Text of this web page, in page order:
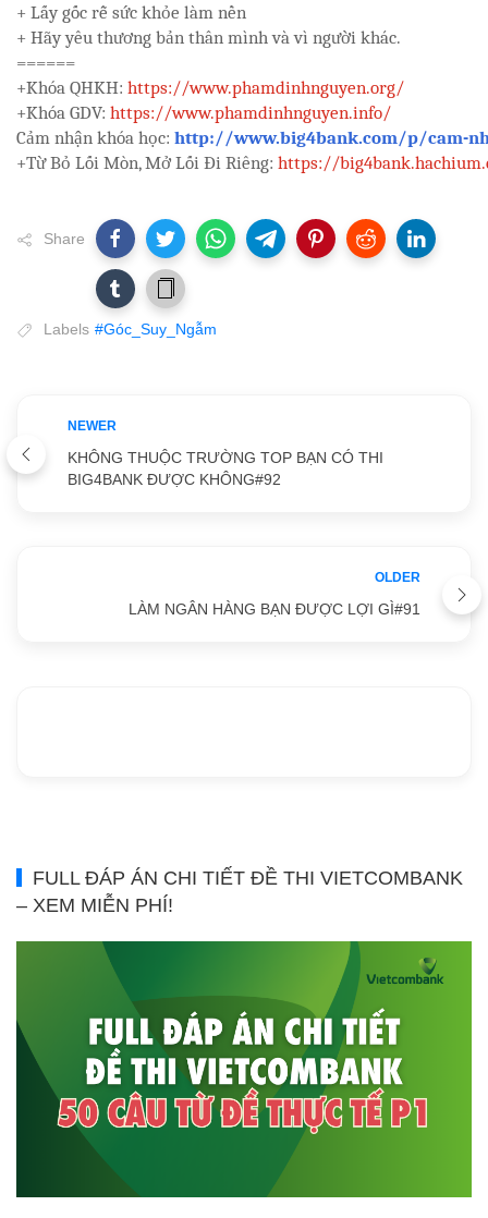
+ Lấy gốc rễ sức khỏe làm nền
+ Hãy yêu thương bản thân mình và vì người khác.
======
+Khóa QHKH: https://www.phamdinhnguyen.org/
+Khóa GDV: https://www.phamdinhnguyen.info/
Cảm nhận khóa học: http://www.big4bank.com/p/cam-
+Từ Bỏ Lối Mòn, Mở Lối Đi Riêng: https://
Share
Labels #Góc_Suy_Ngẫm
NEWER
KHÔNG THUỘC TRƯỜNG TOP BẠN CÓ THI
BIG4BANK ĐƯỢC KHÔNG#92
OLDER
LÀM NGÂN HÀNG BẠN ĐƯỢC LỢI GÌ#91
FULL ĐÁP ÁN CHI TIẾT ĐỀ THI VIETCOMBANK
– XEM MIỄN PHÍ!